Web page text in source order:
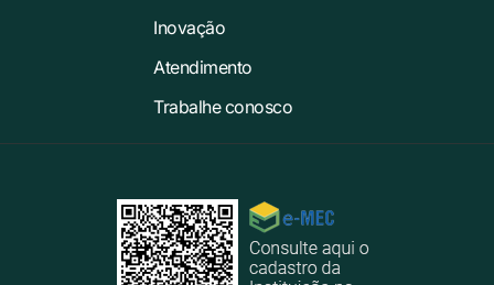
Inovação
Atendimento
Trabalhe conosco